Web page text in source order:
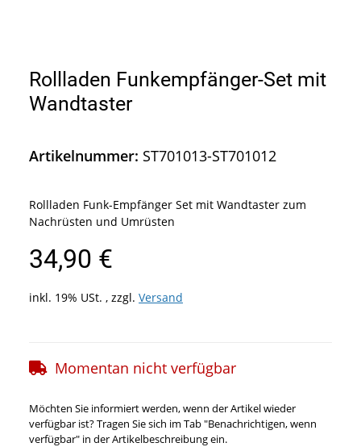
Rollladen Funkempfänger-Set mit
Wandtaster
Artikelnummer: ST701013-ST701012
Rollladen Funk-Empfänger Set mit Wandtaster zum
Nachrüsten und Umrüsten
34,90 €
inkl. 19% USt. , zzgl. Versand
Momentan nicht verfügbar
Möchten Sie informiert werden, wenn der Artikel wieder
verfügbar ist? Tragen Sie sich im Tab "Benachrichtigen, wenn
verfügbar" in der Artikelbeschreibung ein.